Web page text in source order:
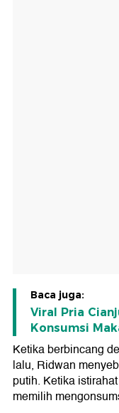
Baca juga:
Viral Pria
Konsumsi
Ketika berbincang
lalu, Ridwan
putih. Ketika
memilih